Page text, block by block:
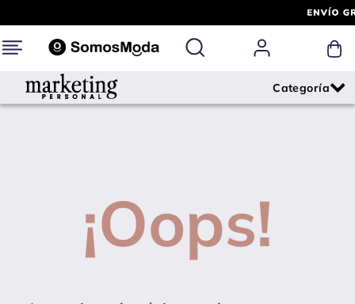
¡Oops!